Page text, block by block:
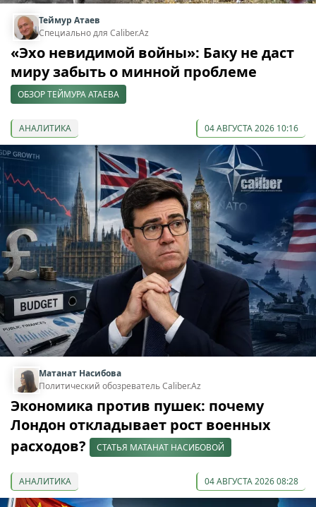
Теймур Атаев
Специально для Caliber.Az
«Эхо невидимой войны»: Баку не даст
миру забыть о минной проблеме
ОБЗОР ТЕЙМУРА АТАЕВА
АНАЛИТИКА 04 АВГУСТА 2026 10:16
Матанат Насибова
Политический обозреватель Caliber.Az
Экономика против пушек: почему
Лондон откладывает рост военных
расходов?
СТАТЬЯ МАТАНАТ НАСИБОВОЙ
АНАЛИТИКА 04 АВГУСТА 2026 08:28